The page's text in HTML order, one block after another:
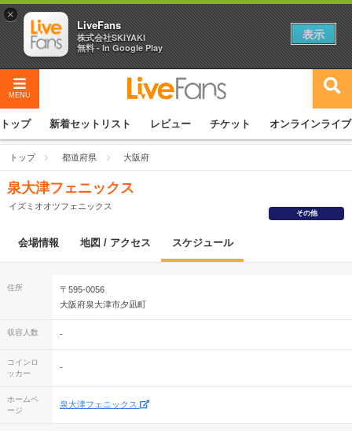
MENU
トップ 新着セットリスト レビュー チケット オンラインライブ
トップ 都道府県 大阪府
泉大津フェニックス
イズミオオツフェニックス
その他
会場情報 地図 / アクセス スケジュール
住所
〒595-0056
大阪府泉大津市夕凪町
収容人数 -
コインロ
ッカー
-
ホームペ
ージ
泉大津フェニックス
×
LiveFans
株式会社SKIYAKI
無料 - In Google Play
表示